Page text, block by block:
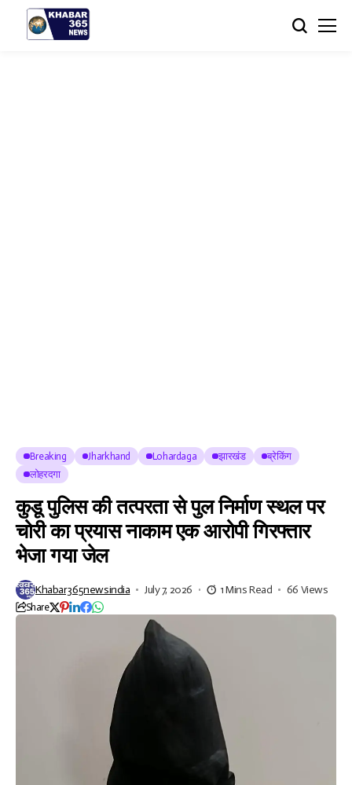
Breaking Jharkhand Lohardaga झारखंड
ब्रेकिंग
लोहरदगा
कुडू पुलिस की तत्परता से पुल निर्माण स्थल पर
चोरी का प्रयास नाकाम एक आरोपी गिरफ्तार
भेजा गया जेल
Khabar365newsindia July 7, 2026 1 Mins Read 66 Views
Share